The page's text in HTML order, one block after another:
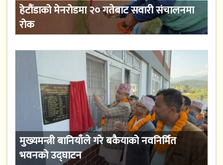
हेटौंडाको मेनरोडमा २० गतेबाट सवारी संचालनमा
रोक
मुख्यमन्त्री बानियाँले गरे बकैयाको नवनिर्मित
भवनको उद्घाटन